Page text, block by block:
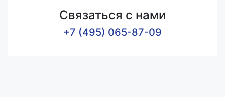
Связаться с нами
+7 (495) 065-87-09